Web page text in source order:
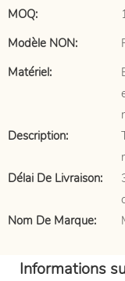
MOQ:
Modèle NON:
Matériel:
Description:
Délai De Livraison:
Nom De Marque:
Informations